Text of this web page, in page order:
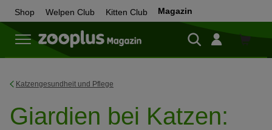
Shop Welpen Club Kitten Club Magazin
Zum
Katzengesundheit und Pflege
Giardien bei Katzen: